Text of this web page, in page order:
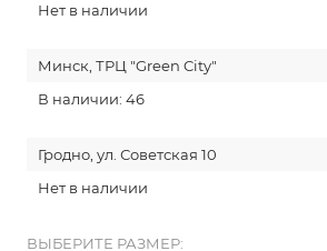
Нет в наличии
Минск, ТРЦ "Green City"
В наличии: 46
Гродно, ул. Советская 10
Нет в наличии
ВЫБЕРИТЕ РАЗМЕР: